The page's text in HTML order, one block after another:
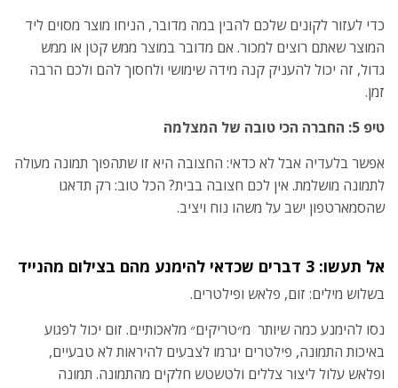
כדי לעזור לקונים שלכם להבין במה מדובר, הניחו מוצר מסוים ליד
המוצר שאתם רוצים למכור. אם מדובר במוצר ממש קטן או ממש
גדול, זה יכול להעניק קנה מידה שימושי ולחסוך להם ולכם הרבה
זמן.
טיפ 5: החברה הכי טובה של המצלמה
אפשר בלעדיה אבל לא כדאי: החצובה היא זו שתהפוך תמונה מעולה
לתמונה מושלמת. אין לכם חצובה בבית? הכל טוב: רק תדאגו
שהסמארטפון ישב על משהו נוח ויציב.
אל תעשו: 3 דברים שכדאי להימנע מהם בצילום מהנייד
בשלוש מילים: זום, פלאש ופילטרים.
נסו להימנע כמה שיותר מ״טריקים״ מלאכותיים. זום יכול לפגוע
באיכות התמונה, פילטרים יגרמו לצבעים להיראות לא טבעיים,
ופלאש עלול ליצור צללים ולטשטש חלקים מהתמונה. תמונה